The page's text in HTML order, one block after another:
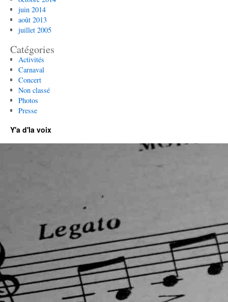
juin 2014
août 2013
juillet 2005
Catégories
Activités
Carnaval
Concert
Non classé
Photos
Presse
Y'a d'la voix